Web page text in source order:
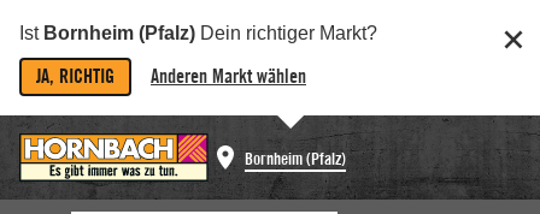
Ist Bornheim (Pfalz) Dein richtiger Markt?
JA, RICHTIG Anderen Markt wählen
Bornheim (Pfalz)